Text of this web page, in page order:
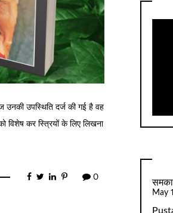
उनकी उपस्थिति दर्ज की गई है वह
विशेष कर स्त्रियों के लिए लिखना
0
May